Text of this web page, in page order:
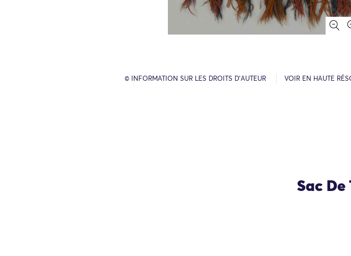
© INFORMATION SUR LES DROITS D’AUTEUR VOIR EN HAUTE
Sac De